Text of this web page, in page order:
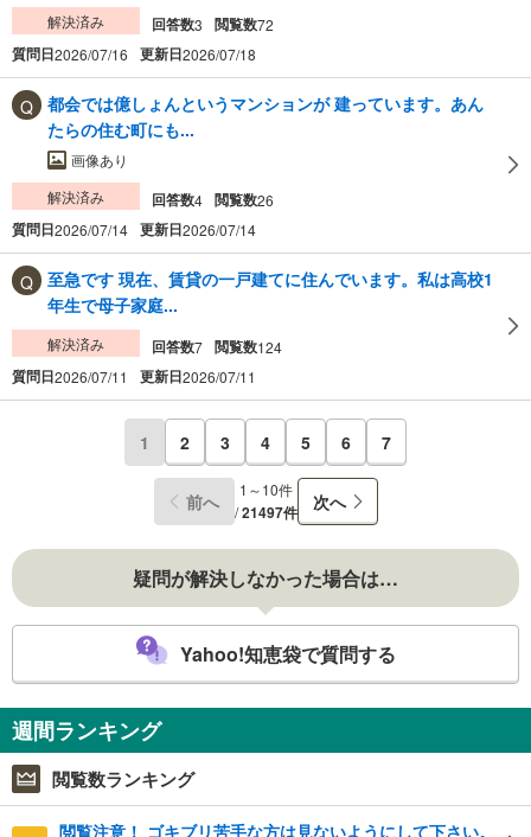
解決済み
回答数3 閲覧数72
質問日2026/07/16 更新日2026/07/18
都会では億しょんというマンションが 建っています。あん
たらの住む町にも...
画像あり
解決済み
回答数4 閲覧数26
質問日2026/07/14 更新日2026/07/14
至急です 現在、賃貸の一戸建てに住んでいます。私は高校1
年生で母子家庭...
解決済み 回答数7 閲覧数124
質問日2026/07/11 更新日2026/07/11
1 2 3 4 5 6 7
前へ
1～10件
/21497件 次へ
疑問が解決しなかった場合は…
Yahoo!知恵袋で質問する
週間ランキング
閲覧数ランキング
閲覧注意！ ゴキブリ苦手な方は見ないようにして下さい。